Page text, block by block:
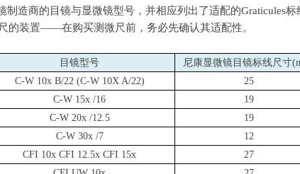
制造商的目镜与显微镜型号，并相应列出了适配的Graticules
的装置——在购买测微尺前，务必先确认其适配性。
目镜型号 尼康显微镜目镜标线尺寸
C-W 10x B/22 (C-W 10X A/22)
25
C-W 15x /16
19
C-W 20x /12.5
19
C-W 30x /7
12
CFI 10x CFI 12.5x CFI 15x
27